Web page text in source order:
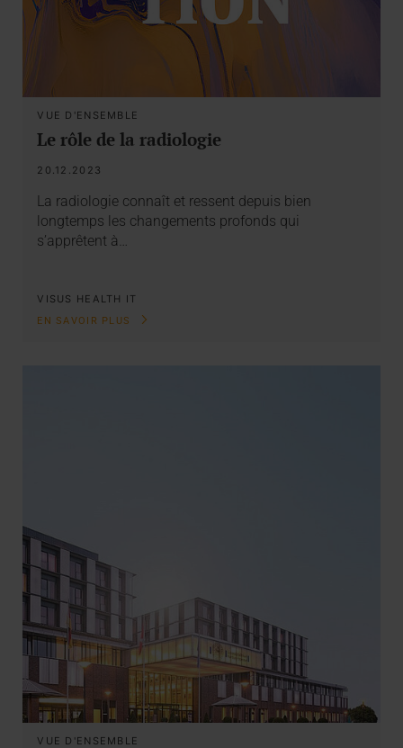
VUE D'ENSEMBLE
Le rôle de la radiologie
20.12.2023
La radiologie connaît et ressent depuis bien
longtemps les changements profonds qui
s’apprêtent à…
VISUS HEALTH IT
EN SAVOIR PLUS
VUE D'ENSEMBLE